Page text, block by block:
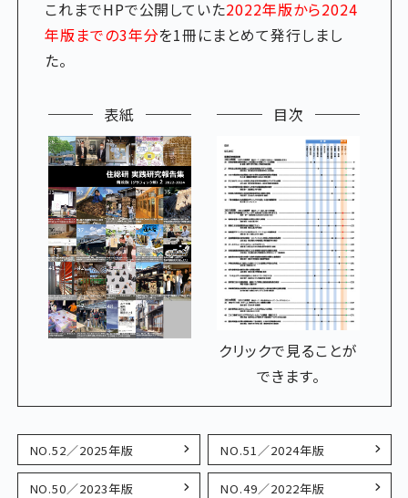
これまでHPで公開していた2022年版から2024
年版までの3年分を1冊にまとめて発行しまし
た。
表紙 目次
クリックで見ることが
できます。
NO.52／2025年版 NO.51／2024年版
NO.50／2023年版 NO.49／2022年版